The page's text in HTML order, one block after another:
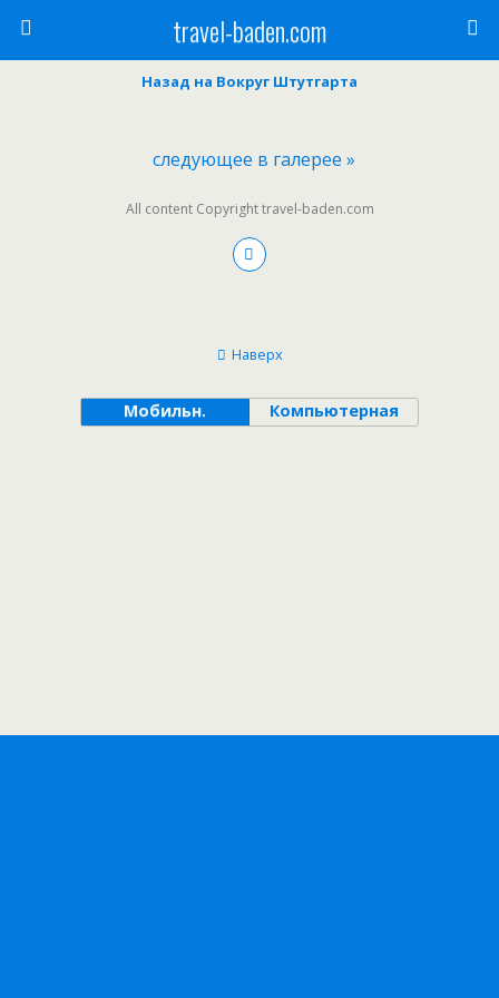
travel-baden.com
Назад на Вокруг Штутгарта
следующее в галерее »
All content Copyright travel-baden.com
Наверх
Мобильн. Компьютерная